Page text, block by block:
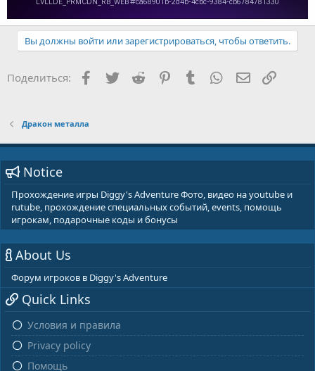
Вы должны войти или зарегистрироваться, чтобы ответить.
Поделиться: Facebook
Twitter Reddit PinterestTumblr WhatsApp
E-mail
Дракон металла
Notice
Прохождение игры Diggy's Adventure Фото, видео на youtube и
rutube, прохождение специальных событий, events, помощь
игрокам, подарочные коды и бонусы
About Us
Форум игроков в Diggy's Adventure
Quick Links
Условия и правила
Privacy policy
Помощь